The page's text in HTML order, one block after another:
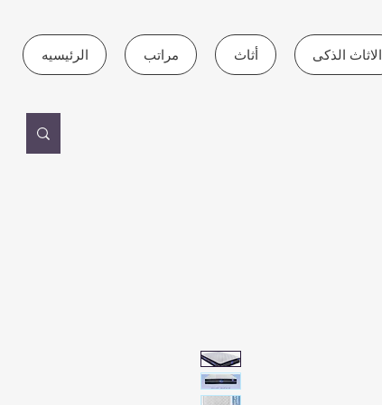
الرئيسيه مراتب أثاث الاثاث الذكى